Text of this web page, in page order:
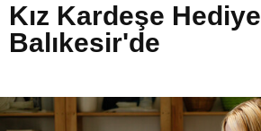
Kız Kardeşe Hediye
Balıkesir'de